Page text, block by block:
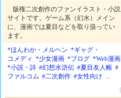
版権二次創作のファンイラスト・小説
サイトです。ゲーム系（幻水）メイン
に、漫画では夏目などを取り扱ってい
ます。
*ほんわか・メルヘン *ギャグ・
コメディ *少女漫画 *ブログ *Web漫画
*小説・詩 #幻想水滸伝 #夏目友人帳 #
ファルコム #二次創作 #女性向け ...